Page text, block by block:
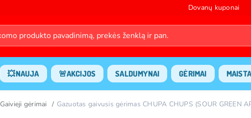
Dovanų kuponai
💥NAUJA 🚨AKCIJOS SALDUMYNAI GĖRIMAI
Gaivieji gėrimai Gazuotas gaivusis gėrimas CHUPA CHUPS (SOUR GREEN